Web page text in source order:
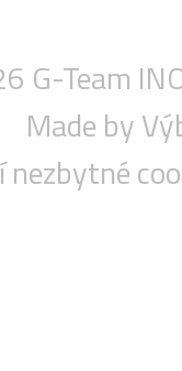
G-Team
Made by